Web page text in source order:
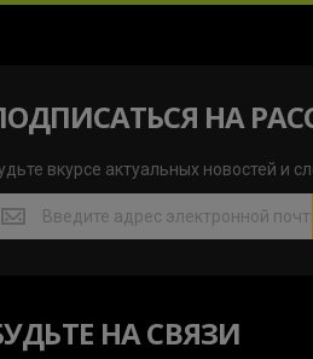
НА
вкурсе актуальных новостей и
НА СВЯЗИ